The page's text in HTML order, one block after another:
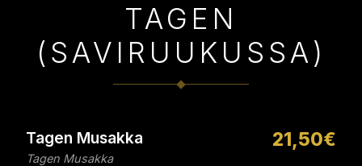
TAGEN
(SAVIRUUKUSSA)
Tagen Musakka
Tagen Musakka
21,50€